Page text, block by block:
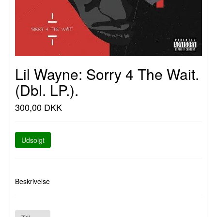
Lil Wayne: Sorry 4 The Wait.
(Dbl. LP.).
300,00 DKK
Udsolgt
Beskrivelse